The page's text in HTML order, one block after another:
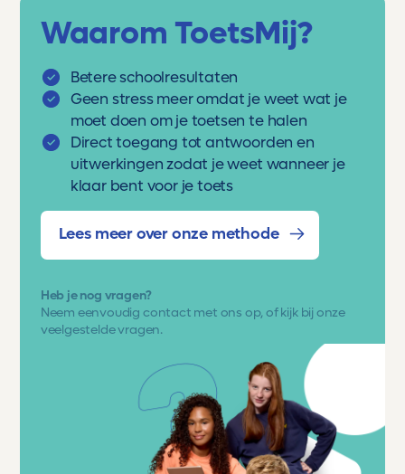
Waarom ToetsMij?
Betere schoolresultaten
Geen stress meer omdat je weet wat je
moet doen om je toetsen te halen
Direct toegang tot antwoorden en
uitwerkingen zodat je weet wanneer je
klaar bent voor je toets
Lees meer over onze methode
Heb je nog vragen?
Neem eenvoudig contact met ons op, of kijk bij onze
veelgestelde vragen.